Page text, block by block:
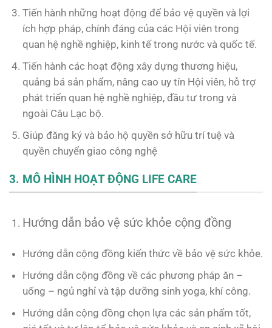
Tiến hành những hoạt động để bảo vệ quyền và lợi
ích hợp pháp, chính đáng của các Hội viên trong
quan hệ nghề nghiệp, kinh tế trong nước và quốc tế.
Tiến hành các hoạt động xây dựng thương hiệu,
quảng bá sản phẩm, nâng cao uy tín Hội viên, hỗ trợ
phát triển quan hệ nghề nghiệp, đầu tư trong và
ngoài Câu Lạc bộ.
Giúp đăng ký và bảo hộ quyền sở hữu trí tuệ và
quyền chuyển giao công nghệ
3. MÔ HÌNH HOẠT ĐỘNG LIFE CARE
Hướng dẫn bảo vệ sức khỏe cộng đồng
Hướng dẫn cộng đồng kiến thức về bảo vệ sức khỏe.
Hướng dẫn cộng đồng về các phương pháp ăn –
uống – ngủ nghỉ và tập dưỡng sinh yoga, khí công.
Hướng dẫn cộng đồng chọn lựa các sản phẩm tốt,